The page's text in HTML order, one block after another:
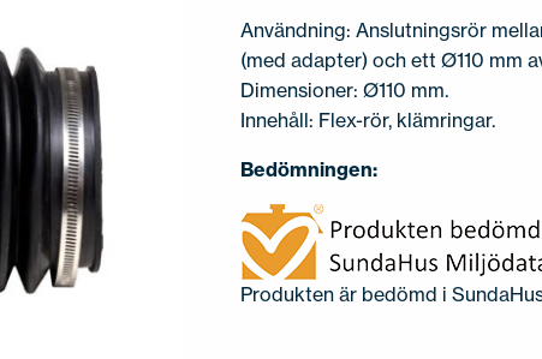
AKTUELLT
OM OSS
Användning: Anslutningsrör
(med adapter) och ett Ø110 mm
Dimensioner: Ø110 mm.
Innehåll: Flex-rör, klämringar.
Bedömningen:
Produkten är bedömd i